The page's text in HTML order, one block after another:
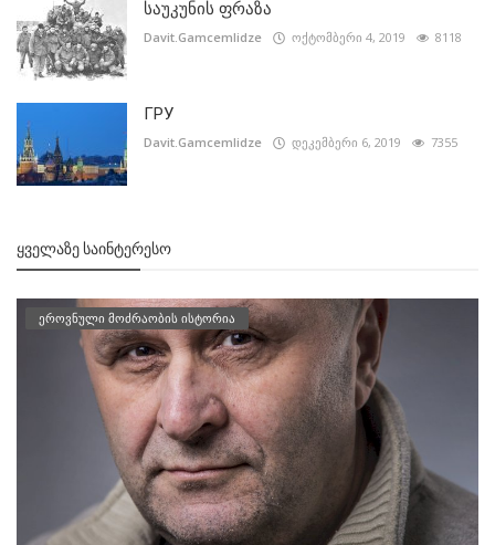
საუკუნის ფრაზა
Davit.Gamcemlidze ოქტომბერი 4, 2019 8118
ГРУ
Davit.Gamcemlidze დეკემბერი 6, 2019 7355
ᲧᲕᲔᲚᲐᲖᲔ ᲡᲐᲘᲜᲢᲔᲠᲔᲡᲝ
ეროვნული მოძრაობის ისტორია